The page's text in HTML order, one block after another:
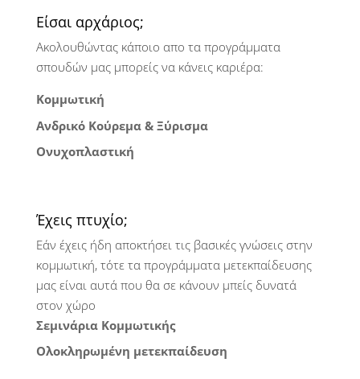
Είσαι αρχάριος;
Ακολουθώντας κάποιο απο τα προγράμματα
σπουδών μας μπορείς να κάνεις καριέρα:
Κομμωτική
Ανδρικό Κούρεμα & Ξύρισμα
Ονυχοπλαστική
Έχεις πτυχίο;
Εάν έχεις ήδη αποκτήσει τις βασικές γνώσεις στην
κομμωτική, τότε τα προγράμματα μετεκπαίδευσης
μας είναι αυτά που θα σε κάνουν μπείς δυνατά
στον χώρο
Σεμινάρια Κομμωτικής
Ολοκληρωμένη μετεκπαίδευση